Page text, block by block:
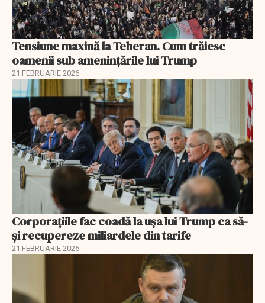
Tensiune maxină la Teheran. Cum trăiesc
oamenii sub amenințările lui Trump
21 FEBRUARIE 2026
Corporațiile fac coadă la ușa lui Trump ca să-
și recupereze miliardele din tarife
21 FEBRUARIE 2026